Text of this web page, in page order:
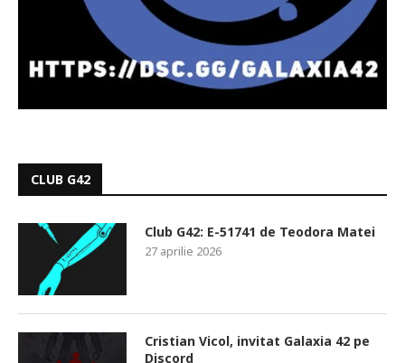
CLUB G42
Club G42: E-51741 de Teodora Matei
27 aprilie 2026
Cristian Vicol, invitat Galaxia 42 pe
Discord